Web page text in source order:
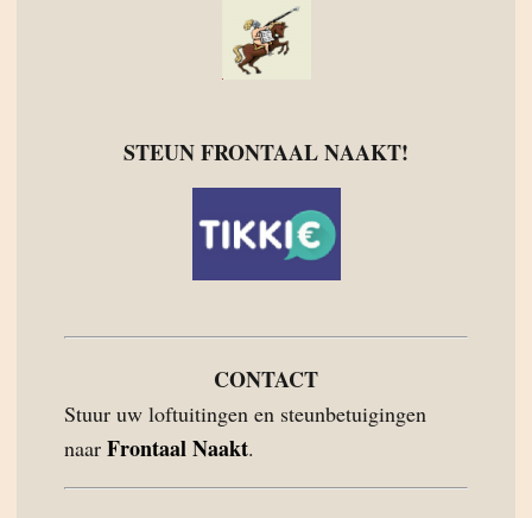
STEUN FRONTAAL NAAKT!
CONTACT
Stuur uw loftuitingen en steunbetuigingen
naar Frontaal Naakt.